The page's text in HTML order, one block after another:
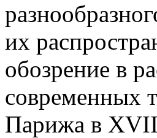
их
обозрение в
современных
Парижа в